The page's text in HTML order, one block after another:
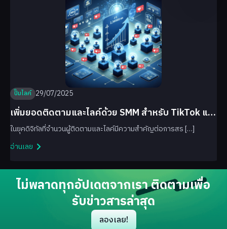
ปั๊มไลค์ 29/07/2025
เพิ่มยอดติดตามและไลค์ด้วย SMM สำหรับ TikTok และ
Facebook
ในยุคดิจิทัลที่จำนวนผู้ติดตามและไลค์มีความสำคัญต่อการสร […]
อ่านเลย
ไม่พลาดทุกอัปเดตจากเรา ติดตามเพื่อ
รับข่าวสารล่าสุด
ลองเลย!